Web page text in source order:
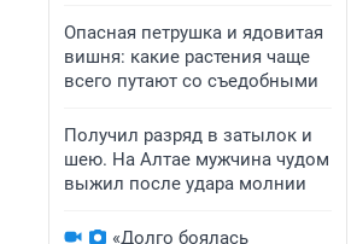
Опасная петрушка и ядовитая
вишня: какие растения чаще
всего путают со съедобными
Получил разряд в затылок и
шею. На Алтае мужчина чудом
выжил после удара молнии
«Долго боялась